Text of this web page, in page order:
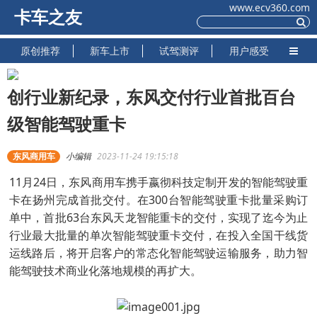
卡车之友
www.ecv360.com
原创推荐 新车上市 试驾测评 用户感受
创行业新纪录，东风交付行业首批百台
级智能驾驶重卡
东风商用车 小编辑 2023-11-24 19:15:18
11月24日，东风商用车携手嬴彻科技定制开发的智能驾驶重
卡在扬州完成首批交付。在300台智能驾驶重卡批量采购订
单中，首批63台东风天龙智能重卡的交付，实现了迄今为止
行业最大批量的单次智能驾驶重卡交付，在投入全国干线货
运线路后，将开启客户的常态化智能驾驶运输服务，助力智
能驾驶技术商业化落地规模的再扩大。